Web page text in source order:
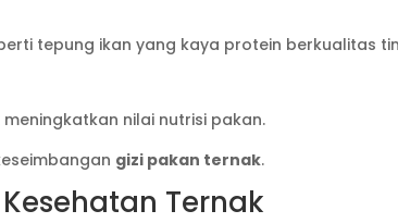
tepung ikan yang kaya protein berkualitas
nilai nutrisi pakan.
gizi pakan ternak.
Ternak